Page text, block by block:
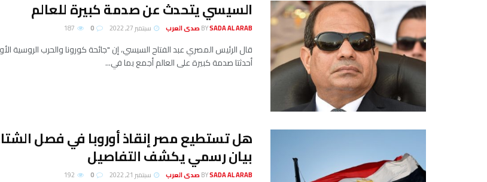
السيسي يتحدث عن صدمة كبيرة للعالم
BYSADA AL ARAB صدى العرب سبتمبر 27, 2022
قال الرئيس المصري عبد الفتاح السيسي، إن "جائحة كورونا والحرب الروسية
أحدثتا صدمة كبيرة على العالم أجمع بما في...
هل تستطيع مصر إنقاذ أوروبا في فصل
بيان رسمي يكشف التفاصيل
BYSADA AL ARAB صدى العرب سبتمبر 21, 2022